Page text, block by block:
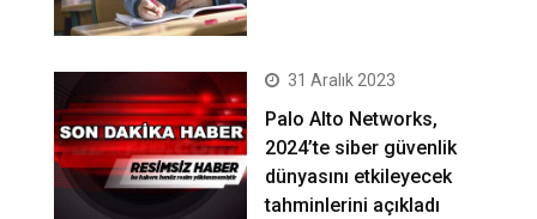
31 Aralık 2023
Palo Alto Networks,
2024’te siber güvenlik
dünyasını etkileyecek
tahminlerini açıkladı